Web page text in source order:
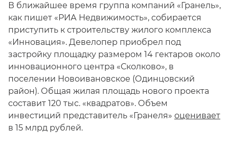
В ближайшее время группа компаний «Гранель»,
как пишет «РИА Недвижимость», собирается
приступить к строительству жилого комплекса
«Инновация». Девелопер приобрел под
застройку площадку размером 14 гектаров около
инновационного центра «Сколково», в
поселении Новоивановское (Одинцовский
район). Общая жилая площадь нового проекта
составит 120 тыс. «квадратов». Объем
инвестиций представитель «Гранеля» оценивает
в 15 млрд рублей.